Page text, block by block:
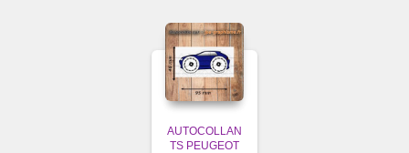
AUTOCOLLAN
TS PEUGEOT